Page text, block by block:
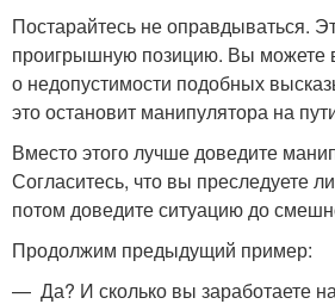
Постарайтесь не оправдываться.
проигрышную позицию. Вы можете
о недопустимости подобных
это остановит манипулятора на
Вместо этого лучше доведите
Согласитесь, что вы преследуете
потом доведите ситуацию до
Продолжим предыдущий пример:
— Да? И сколько вы заработаете